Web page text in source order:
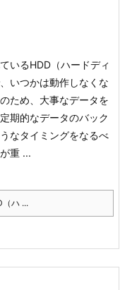
いるHDD（ハードディ
いつかは動作しなくな
ため、大事なデータを
期的なデータのバック
なタイミングをなるべ
重 ...
ハ ...